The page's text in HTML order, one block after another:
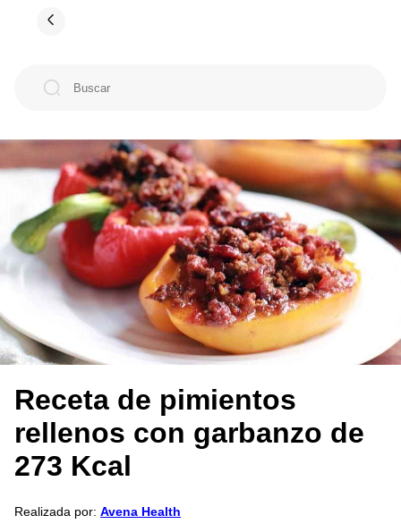
Receta de pimientos
rellenos con garbanzo de
273 Kcal
Realizada por: Avena Health